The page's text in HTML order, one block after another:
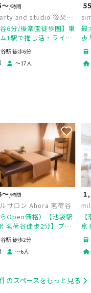
/時間
and studio 後楽園
谷6分/後楽園徒歩圏】東
1駅で推し活・ライブ
に🎤アンティーク空間
にも👶
駅 徒歩6分
〜17人
最
歩
/時間
サロン Ahora 茗荷谷
らOpen価格）【池袋駅
茗荷谷徒歩2分】プロ
ド2台＆清潔がモット
らで通える文京区の
サロン
駅 徒歩2分
〜6人
店
京
🕯️
のスペースをもっと見る